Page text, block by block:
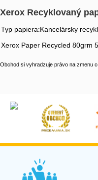
Xerox Recyklovaný
Typ papiera:Kancelársky
Xerox Paper Recycled 80grm
Obchod si vyhradzuje právo na zmenu